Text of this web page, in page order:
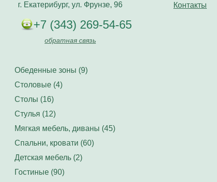
Контакты
г. Екатерибург, ул. Фрунзе, 96
+7 (343) 269-54-65
обратная связь
Обеденные зоны (9)
Столовые (4)
Столы (16)
Стулья (12)
Мягкая мебель, диваны (45)
Спальни, кровати (60)
Детская мебель (2)
Гостиные (90)